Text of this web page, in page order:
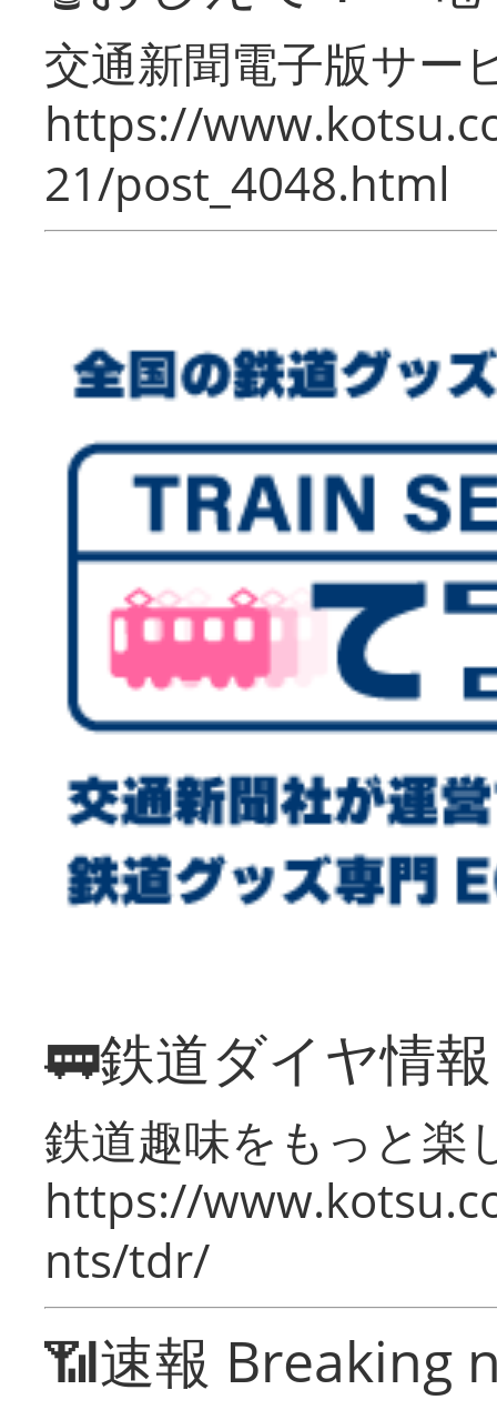
交通新聞電子版サー
https://
21/post_4048.html
🚃鉄道ダイヤ情
鉄道趣味をもっと楽
https://
nts/tdr/
📶速報 Breaking